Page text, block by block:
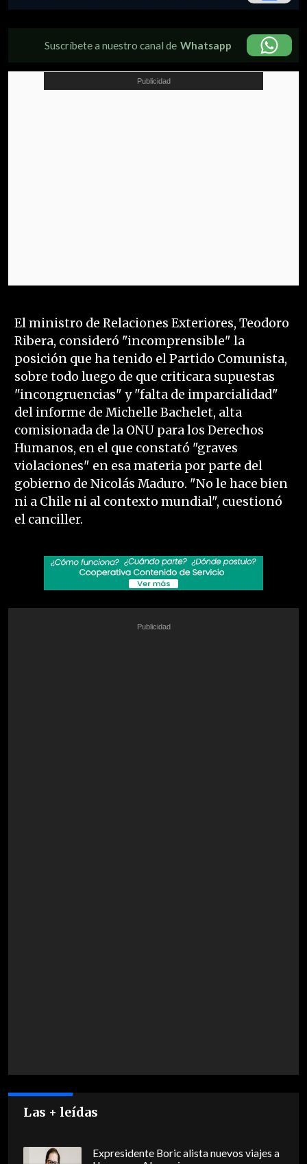
Suscríbete a nuestro canal de Whatsapp
El ministro de Relaciones Exteriores, Teodoro
Ribera, consideró "incomprensible" la
posición que ha tenido el Partido Comunista,
sobre todo luego de que criticara supuestas
"incongruencias" y "falta de imparcialidad"
del informe de Michelle Bachelet, alta
comisionada de la ONU para los Derechos
Humanos, en el que constató "graves
violaciones" en esa materia por parte del
gobierno de Nicolás Maduro. "No le hace bien
ni a Chile ni al contexto mundial", cuestionó
el canciller.
Las + leídas
Expresidente Boric alista nuevos viajes a